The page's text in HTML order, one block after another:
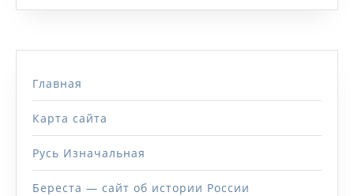
Главная
Карта сайта
Русь Изначальная
Береста — сайт об истории России